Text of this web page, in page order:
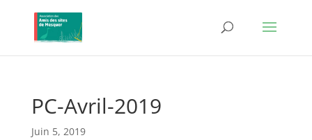
PC-Avril-2019
Juin 5, 2019